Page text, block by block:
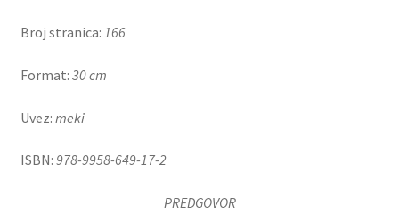
Broj stranica: 166
Format: 30 cm
Uvez: meki
ISBN: 978-9958-649-17-2
PREDGOVOR